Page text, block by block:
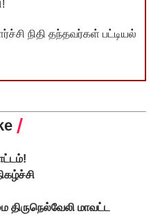
நிதி தந்தவர்கள் பட்டியல்
திருநெல்வேலி மாவட்ட